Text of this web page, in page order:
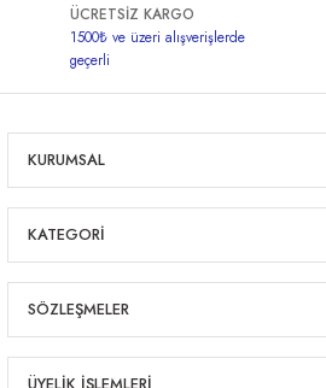
ÜCRETSİZ KARGO
1500₺ ve üzeri alışverişlerde
geçerli
KURUMSAL
KATEGORİ
SÖZLEŞMELER